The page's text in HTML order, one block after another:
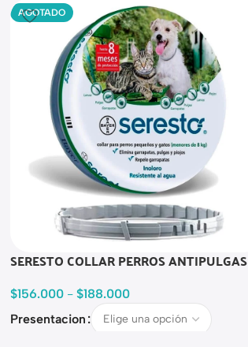
AGOTADO
SERESTO COLLAR PERROS ANTIPULGAS
$156.000 - $188.000
Presentacion